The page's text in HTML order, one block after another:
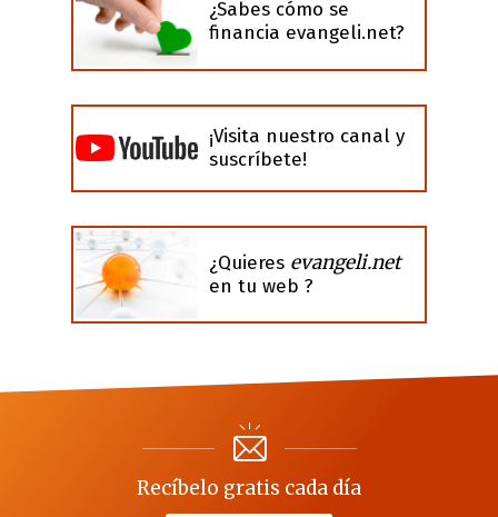
¿Sabes cómo se
financia evangeli.net?
¡Visita nuestro canal y
suscríbete!
¿Quieres evangeli.net
en tu web ?
Recíbelo gratis cada día